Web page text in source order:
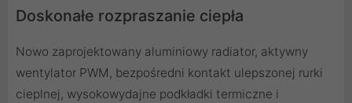
Doskonałe rozpraszanie ciepła
Nowo zaprojektowany aluminiowy radiator, aktywny
wentylator PWM, bezpośredni kontakt ulepszonej rurki
cieplnej, wysokowydajne podkładki termiczne i